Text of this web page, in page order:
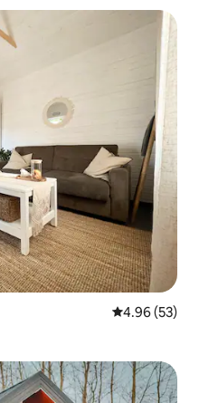
평점 4.96점(5
4.96 (53)